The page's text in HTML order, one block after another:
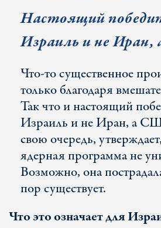
Настоящий
Израиль и не
Что-то существенное
только благодаря
Так что и настоящий
Израиль и не Иран, а
свою очередь,
ядерная программа не
Возможно, она
пор существует.
Что это означает для